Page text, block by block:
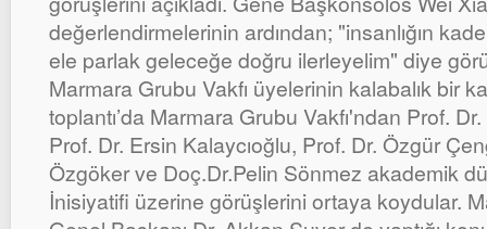
değerlendirmelerinin ardından; "insanlığın
ele parlak geleceğe doğru ilerleyelim" diye
Marmara Grubu Vakfı üyelerinin kalabalık bir
toplantı’da Marmara Grubu Vakfı'ndan Prof.
Prof. Dr. Ersin Kalaycıoğlu, Prof. Dr. Özgür
Özgöker ve Doç.Dr.Pelin Sönmez akademik
İnisiyatifi üzerine görüşlerini ortaya koydular.